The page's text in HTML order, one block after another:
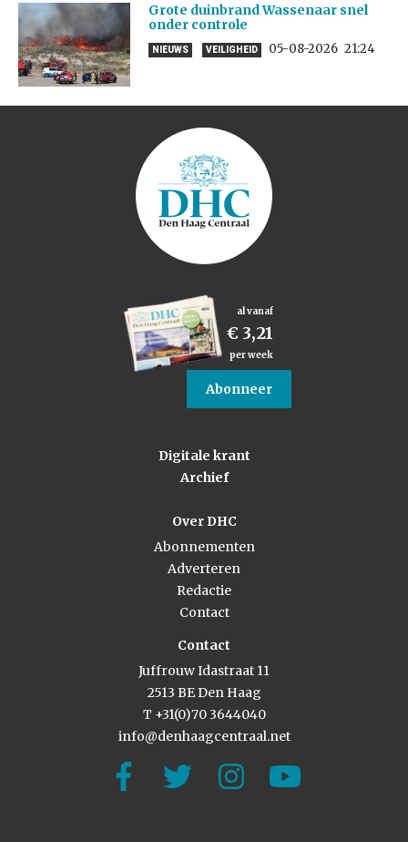
Grote duinbrand Wassenaar snel
onder controle
NIEUWS VEILIGHEID 05-08-2026 21:24
al vanaf
€ 3,21
per week
Abonneer
Digitale krant
Archief
Over DHC
Abonnementen
Adverteren
Redactie
Contact
Contact
Juffrouw Idastraat 11
2513 BE Den Haag
T +31(0)70 3644040
info@denhaagcentraal.net